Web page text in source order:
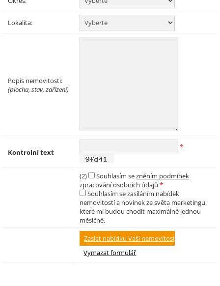
Lokalita:
Popis nemovitosti:
(plocha, stav, zařízení)
Kontrolní text
*
(2) Souhlasím sezněním podmínek
zpracování osobních údajů *
Souhlasím se zasíláním nabídek
nemovitostí a novinek ze světa marketingu,
které mi budou chodit maximálně jednou
měsíčně.